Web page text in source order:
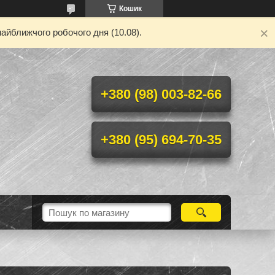
Кошик
робочого дня (10.08).
+380 (98) 003-82-66
+380 (95) 694-70-35